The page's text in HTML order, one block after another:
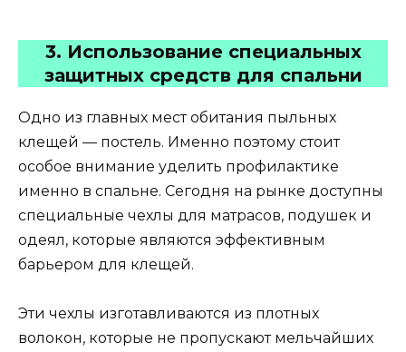
3. Использование специальных
защитных средств для спальни
Одно из главных мест обитания пыльных
клещей — постель. Именно поэтому стоит
особое внимание уделить профилактике
именно в спальне. Сегодня на рынке доступны
специальные чехлы для матрасов, подушек и
одеял, которые являются эффективным
барьером для клещей.
Эти чехлы изготавливаются из плотных
волокон, которые не пропускают мельчайших